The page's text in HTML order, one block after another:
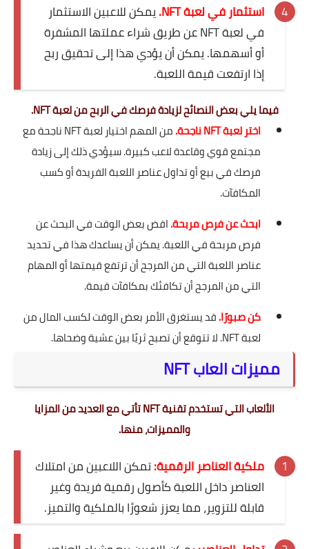
استثمار في لعبة NFT.
يمكن للاعبين الاستثمار
في لعبة NFT عن طريق شراء عملتها المشفرة
أو أسهمها. يمكن أن يؤدي هذا إلى تحقيق ربح
إذا ارتفعت قيمة اللعبة.
فيما يلي بعض النصائح لزيادة فرصك في الربح من لعبة NFT.
اختر لعبة NFT ناجحة.
من المهم اختيار لعبة NFT ناجحة مع
مجتمع قوي وقاعدة لاعب كبيرة. سيؤدي ذلك إلى زيادة
فرصك في بيع أو تداول عناصر اللعبة الفريدة أو كسب
المكافآت.
ابحث عن فرص مربحة.اقض بعض الوقت في البحث عن
فرص مربحة في اللعبة. يمكن أن يساعدك هذا في تحديد
عناصر اللعبة التي من المرجح أن ترتفع قيمتها أو المهام
التي من المرجح أن تكافئك بمكافآت قيمة.
كن صبورًا.قد يستغرق الأمر بعض الوقت لكسب المال من
لعبة NFT. لا تتوقع أن تصبح ثريًا بين عشية وضحاها.
مميزات العاب NFT
الألعاب التي تستخدم تقنية NFT تأتي مع العديد من المزايا
والمميزات، منها.
ملكية العناصر الرقمية:تمكن اللاعبين من امتلاك
العناصر داخل اللعبة كأصول رقمية فريدة وغير
قابلة للتزوير، مما يعزز شعورًا بالملكية والتميز.